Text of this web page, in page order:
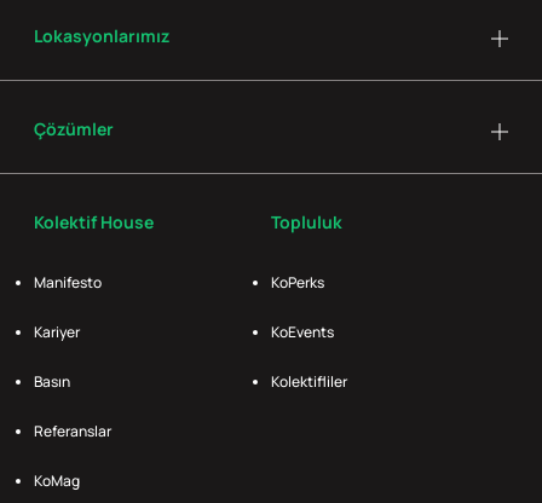
Kolektif House
Manifesto
Kariyer
Basın
Referanslar
KoMag
Topluluk
KoPerks
KoEvents
Kolektifliler
Lokasyonlarımız
Çözümler